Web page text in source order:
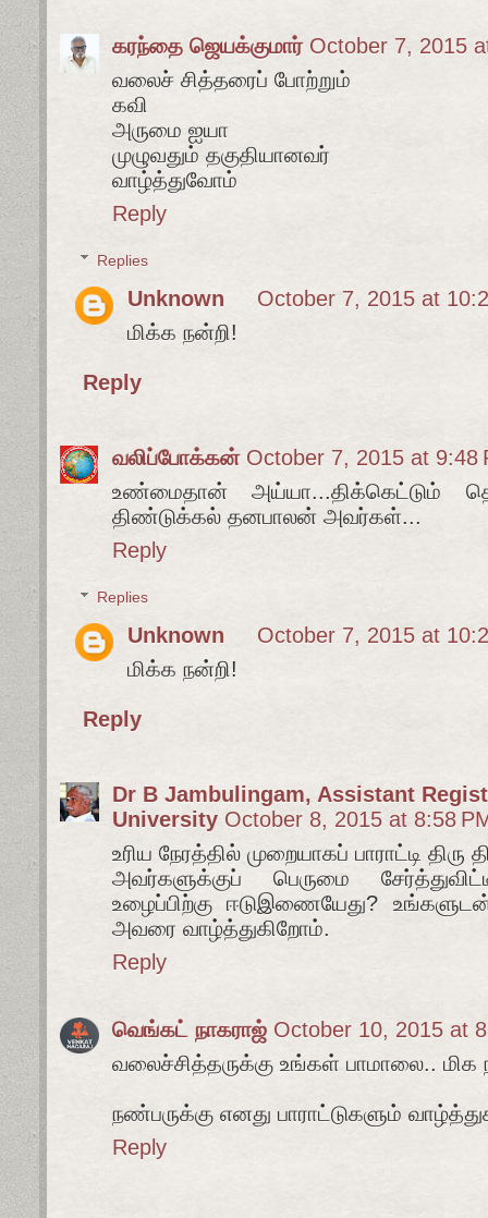
கரந்தை ஜெயக்குமார் October 7, 2015
வலைச் சித்தரைப் போற்றும்
கவி
அருமை ஐயா
முழுவதும் தகுதியானவர்
வாழ்த்துவோம்
Reply
Replies
Unknown
October 7, 2015 at
மிக்க நன்றி!
Reply
வலிப்போக்கன் October 7, 2015 at 9:48
உண்மைதான் அய்யா...திக்கெட்டும்
திண்டுக்கல் தனபாலன் அவர்கள்...
Reply
Replies
Unknown
October 7, 2015 at
மிக்க நன்றி!
Reply
Dr B Jambulingam, Assistant
University October 8, 2015 at 8:58
உரிய நேரத்தில் முறையாகப் பாராட்டி
அவர்களுக்குப் பெருமை
உழைப்பிற்கு ஈடுஇணையேது?
அவரை வாழ்த்துகிறோம்.
Reply
வெங்கட் நாகராஜ் October 10, 2015 at
வலைச்சித்தருக்கு உங்கள் பாமாலை.. மிக
நண்பருக்கு எனது பாராட்டுகளும்
Reply